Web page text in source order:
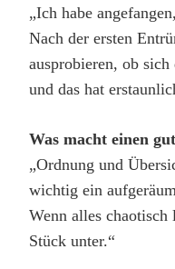
„Ich habe
Nach der ersten
ausprobieren, ob
und das hat
Was macht einen
„Ordnung und
wichtig ein
Wenn alles
Stück unter.“